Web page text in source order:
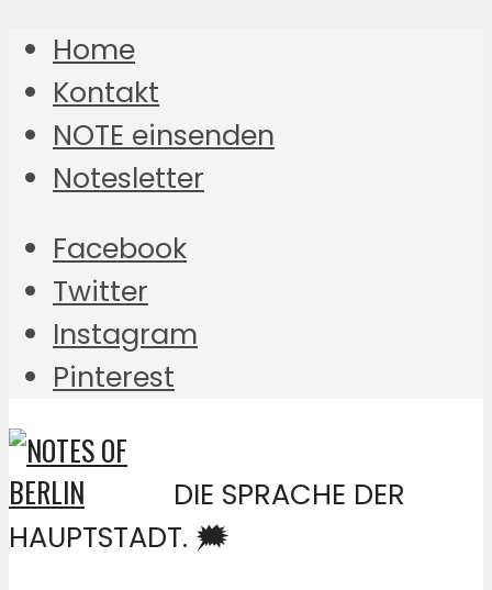
Home
Kontakt
NOTE einsenden
Notesletter
Facebook
Twitter
Instagram
Pinterest
DIE SPRACHE DER
HAUPTSTADT. 🗯️